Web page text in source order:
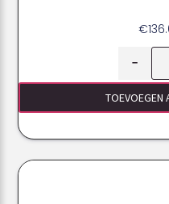
€
-
TOEVOEGEN